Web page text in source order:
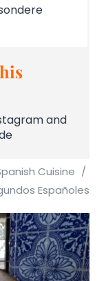
and
Cuisine /
Españoles